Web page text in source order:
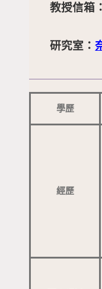
教授信箱
研究室：
學歷
經歷